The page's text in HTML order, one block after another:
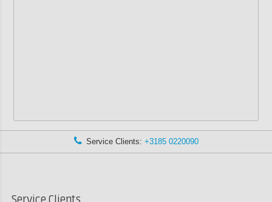
Service Clients: +3185 0220090